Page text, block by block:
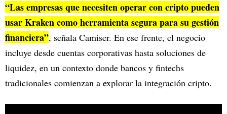
“Las empresas que necesiten operar con cripto pueden
usar Kraken como herramienta segura para su gestión
financiera”, señala Camiser. En ese frente, el negocio
incluye desde cuentas corporativas hasta soluciones de
liquidez, en un contexto donde bancos y fintechs
tradicionales comienzan a explorar la integración cripto.